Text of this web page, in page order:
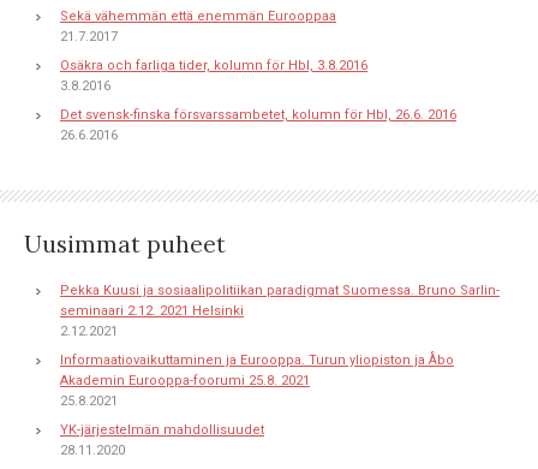
Sekä vähemmän että enemmän Eurooppaa
21.7.2017
Osäkra och farliga tider, kolumn för Hbl, 3.8.2016
3.8.2016
Det svensk-finska försvarssambetet, kolumn för Hbl, 26.6. 2016
26.6.2016
Uusimmat puheet
Pekka Kuusi ja sosiaalipolitiikan paradigmat Suomessa. Bruno Sarlin-
seminaari 2.12. 2021 Helsinki
2.12.2021
Informaatiovaikuttaminen ja Eurooppa. Turun yliopiston ja Åbo
Akademin Eurooppa-foorumi 25.8. 2021
25.8.2021
YK-järjestelmän mahdollisuudet
28.11.2020